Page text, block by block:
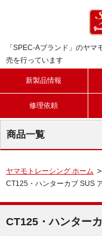
「SPEC-Aブランド」のヤ
売を行っています
新製品情報
修理依頼
商品一覧
ヤマモトレーシング ホーム
CT125・ハンターカブ SUS
CT125・ハンター